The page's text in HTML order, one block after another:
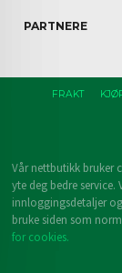
PARTNERE
FRAKT
Vår nettbutikk bruker
yte deg bedre
innloggingsdetaljer
bruke siden som
for cookies.